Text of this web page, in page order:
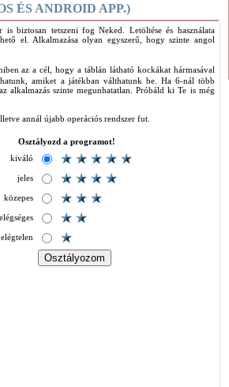
ÉS ANDROID APP.)
biztosan tetszeni fog Neked. Letöltése és használata
el. Alkalmazása olyan egyszerű, hogy szinte angol
az a cél, hogy a táblán látható kockákat hármasával
amiket a játékban válthatunk be. Ha 6-nál több
alkalmazás szinte megunhatatlan. Próbáld ki Te is még
annál újabb operációs rendszer fut.
Osztályozd a programot!
kiváló
jeles
közepes
elégséges
elégtelen